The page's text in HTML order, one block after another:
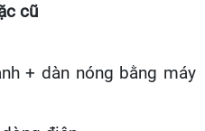
cũ
+ dàn nóng bằng máy